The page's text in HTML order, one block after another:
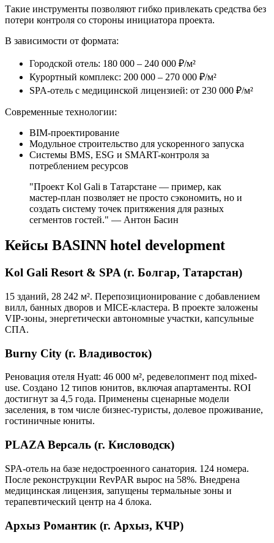
Такие инструменты позволяют гибко привлекать средства без
потери контроля со стороны инициатора проекта.
В зависимости от формата:
Городской отель: 180 000 – 240 000 ₽/м²
Курортный комплекс: 200 000 – 270 000 ₽/м²
SPA-отель с медицинской лицензией: от 230 000 ₽/м²
Современные технологии:
BIM-проектирование
Модульное строительство для ускоренного запуска
Системы BMS, ESG и SMART-контроля за
потреблением ресурсов
"Проект Kol Gali в Татарстане — пример, как
мастер-план позволяет не просто сэкономить, но и
создать систему точек притяжения для разных
сегментов гостей." — Антон Басин
Кейсы BASINN hotel development
Kol Gali Resort & SPA (г. Болгар, Татарстан)
15 зданий, 28 242 м². Перепозиционирование с добавлением
вилл, банных дворов и MICE-кластера. В проекте заложены
VIP-зоны, энергетически автономные участки, капсульные
СПА.
Burny City (г. Владивосток)
Реновация отеля Hyatt: 46 000 м², редевелопмент под mixed-
use. Создано 12 типов юнитов, включая апартаменты. ROI
достигнут за 4,5 года. Применены сценарные модели
заселения, в том числе бизнес-туристы, долевое проживание,
гостиничные юниты.
PLAZA Версаль (г. Кисловодск)
SPA-отель на базе недостроенного санатория. 124 номера.
После реконструкции RevPAR вырос на 58%. Внедрена
медицинская лицензия, запущены термальные зоны и
терапевтический центр на 4 блока.
Архыз Романтик (г. Архыз, КЧР)